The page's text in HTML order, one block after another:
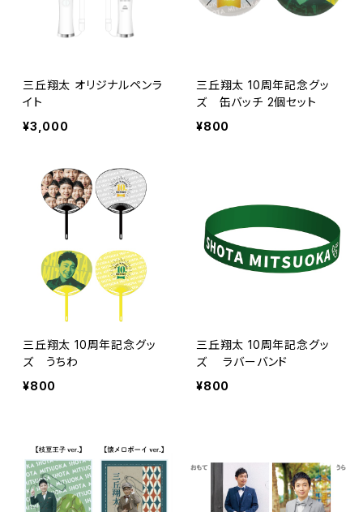
三丘翔太 オリジナルペンラ
イト
¥3,000
三丘翔太 10周年記念グッ
ズ 缶バッチ 2個セット
¥800
三丘翔太 10周年記念グッ
ズ うちわ
¥800
三丘翔太 10周年記念グッ
ズ ラバーバンド
¥800